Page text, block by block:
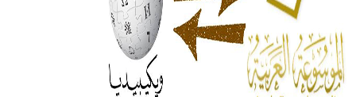
- هل تعلم أن المرجان إفراز حيواني يتكون في البحر ويتركب
من مادة كربونات الكلسيوم، وهو أحمر أو شديد الحمرة وهو
أجود أنواعه، ويمتاز بكبر الحجم ويسمى الش